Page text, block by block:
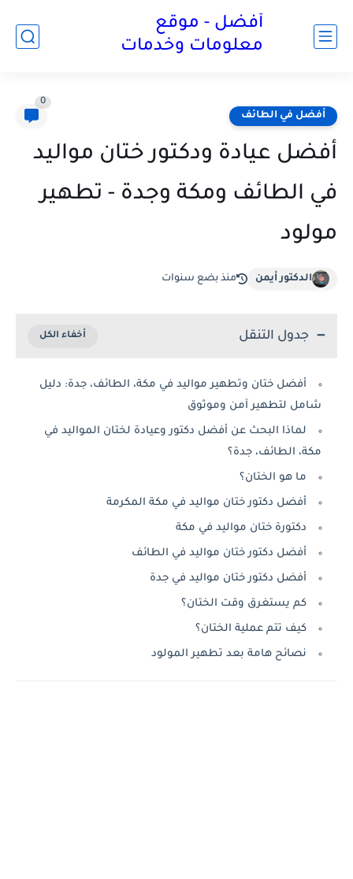
أفضل - موقع
معلومات وخدمات
أفضل في الطائف
0
أفضل عيادة ودكتور ختان مواليد
في الطائف ومكة وجدة - تطهير
مولود
الدكتور أيمن منذ بضع سنوات
جدول التنقل
أفضل ختان وتطهير مواليد في مكة، الطائف، جدة: دليل
شامل لتطهير آمن وموثوق
لماذا البحث عن أفضل دكتور وعيادة لختان المواليد في
مكة، الطائف، جدة؟
ما هو الختان؟
أفضل دكتور ختان مواليد في مكة المكرمة
دكتورة ختان مواليد في مكة
أفضل دكتور ختان مواليد في الطائف
أفضل دكتور ختان مواليد في جدة
كم يستغرق وقت الختان؟
كيف تتم عملية الختان؟
نصائح هامة بعد تطهير المولود